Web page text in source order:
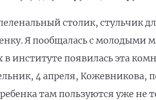
столик, стульчик
Я пообщалась с молодыми
в институте появилась эта
4 апреля, Кожевникова,
там пользуются уже